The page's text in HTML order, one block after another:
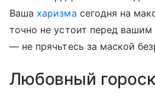
Ваша харизма сегодня на
точно не устоит перед
— не прячьтесь за маской
Любовный